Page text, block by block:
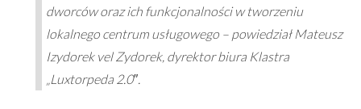
dworców oraz ich funkcjonalności w tworzeniu
lokalnego centrum usługowego – powiedział Mateusz
Izydorek vel Zydorek, dyrektor biura Klastra
„Luxtorpeda 2.0″.